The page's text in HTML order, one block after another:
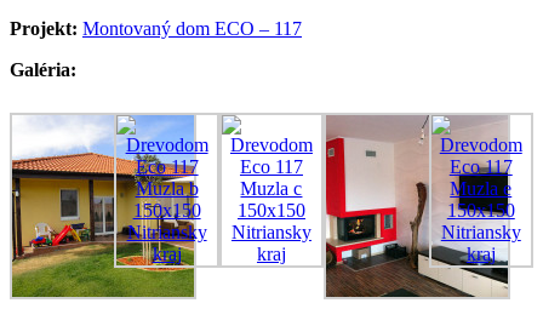
Projekt: Montovaný dom ECO – 117
Galéria: